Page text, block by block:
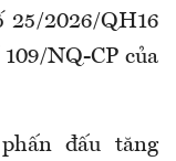
25/2026/QH16
NQ-CP của
đấu tăng